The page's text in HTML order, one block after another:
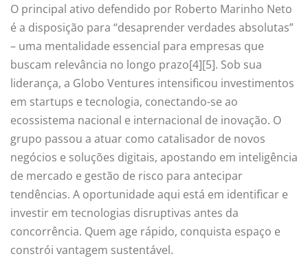
O principal ativo defendido por Roberto Marinho Neto
é a disposição para “desaprender verdades absolutas”
– uma mentalidade essencial para empresas que
buscam relevância no longo prazo[4][5]. Sob sua
liderança, a Globo Ventures intensificou investimentos
em startups e tecnologia, conectando-se ao
ecossistema nacional e internacional de inovação. O
grupo passou a atuar como catalisador de novos
negócios e soluções digitais, apostando em inteligência
de mercado e gestão de risco para antecipar
tendências. A oportunidade aqui está em identificar e
investir em tecnologias disruptivas antes da
concorrência. Quem age rápido, conquista espaço e
constrói vantagem sustentável.